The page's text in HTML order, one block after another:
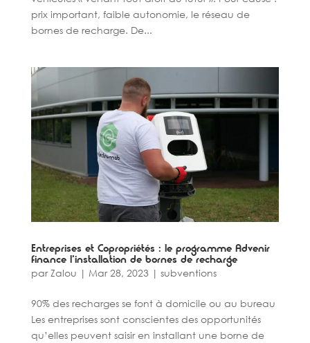
prix important, faible autonomie, le réseau de
bornes de recharge. De...
Entreprises et Copropriétés : le programme Advenir
finance l’installation de bornes de recharge
parZalou | Mar 28, 2023 | subventions
90% des recharges se font à domicile ou au bureau
Les entreprises sont conscientes des opportunités
qu’elles peuvent saisir en installant une borne de